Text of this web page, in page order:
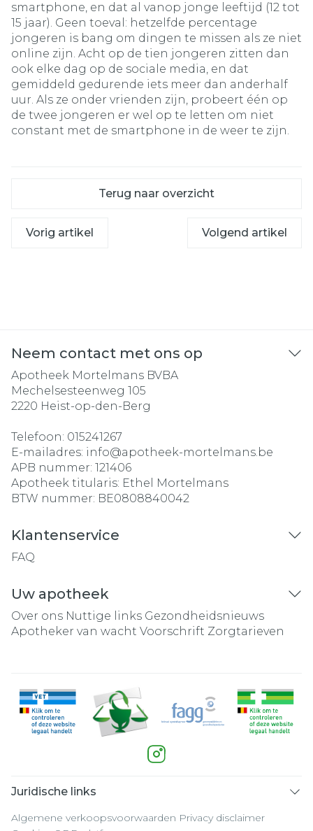
smartphone, en dat al vanop jonge leeftijd (12 tot
15 jaar). Geen toeval: hetzelfde percentage
jongeren is bang om dingen te missen als ze niet
online zijn. Acht op de tien jongeren zitten dan
ook elke dag op de sociale media, en dat
gemiddeld gedurende iets meer dan anderhalf
uur. Als ze onder vrienden zijn, probeert één op
de twee jongeren er wel op te letten om niet
constant met de smartphone in de weer te zijn.
Terug naar overzicht
Vorig artikel Volgend artikel
Neem contact met ons op
Apotheek Mortelmans BVBA
Mechelsesteenweg 105
2220 Heist-op-den-Berg
Telefoon: 015241267
E-mailadres: info@apotheek-mortelmans.be
APB nummer: 121406
Apotheek titularis: Ethel Mortelmans
BTW nummer: BE0808840042
Klantenservice
FAQ
Uw apotheek
Over ons Nuttige links Gezondheidsnieuws
Apotheker van wacht Voorschrift Zorgtarieven
Juridische links
Algemene verkoopsvoorwaarden Privacy disclaimer